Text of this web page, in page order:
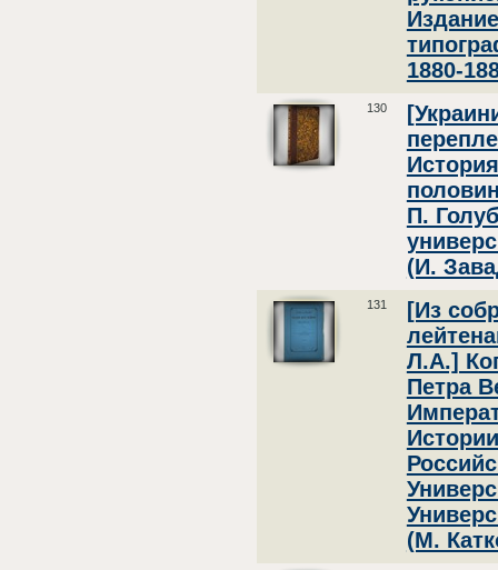
1880-
130
П.
(И.
131
[Из
Л.А.]
Петра
(М.